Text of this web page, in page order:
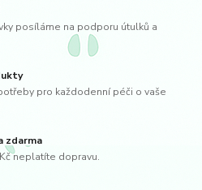
posíláme na podporu útulků a
pro každodenní péči o vaše
zdarma
neplatíte dopravu.